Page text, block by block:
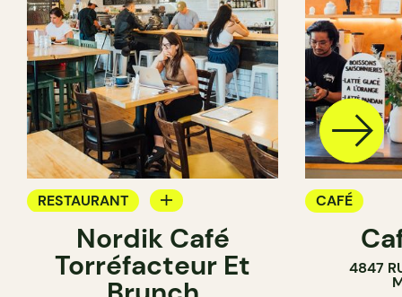
RESTAURANT
Nordik Café
Torréfacteur Et
CAFÉ
4847